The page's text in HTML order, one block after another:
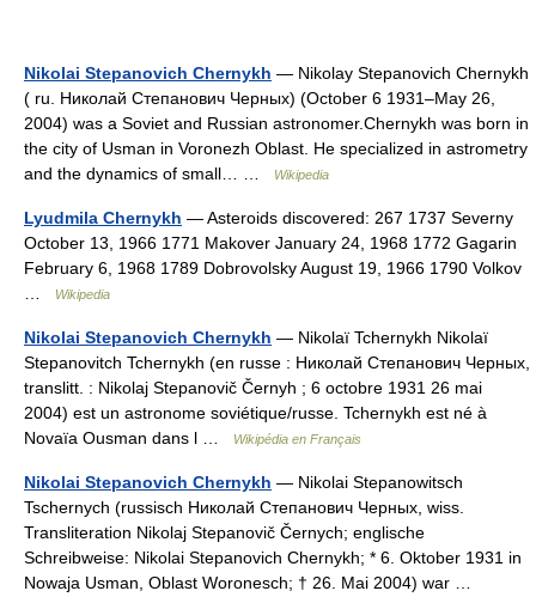
Nikolai Stepanovich Chernykh — Nikolay Stepanovich Chernykh
( ru. Николай Степанович Черных) (October 6 1931–May 26,
2004) was a Soviet and Russian astronomer.Chernykh was born in
the city of Usman in Voronezh Oblast. He specialized in astrometry
and the dynamics of small… …
Wikipedia
Lyudmila Chernykh — Asteroids discovered: 267 1737 Severny
October 13, 1966 1771 Makover January 24, 1968 1772 Gagarin
February 6, 1968 1789 Dobrovolsky August 19, 1966 1790 Volkov
Wikipedia
Nikolai Stepanovich Chernykh — Nikolaï Tchernykh Nikolaï
Stepanovitch Tchernykh (en russe : Николай Степанович Черных,
translitt. : Nikolaj Stepanovič Černyh ; 6 octobre 1931 26 mai
2004) est un astronome soviétique/russe. Tchernykh est né à
Novaïa Ousman dans l …
Wikipédia en Français
Nikolai Stepanovich Chernykh — Nikolai Stepanowitsch
Tschernych (russisch Николай Степанович Черных, wiss.
Transliteration Nikolaj Stepanovič Černych; englische
Schreibweise: Nikolai Stepanovich Chernykh; * 6. Oktober 1931 in
Nowaja Usman, Oblast Woronesch; † 26. Mai 2004) war …